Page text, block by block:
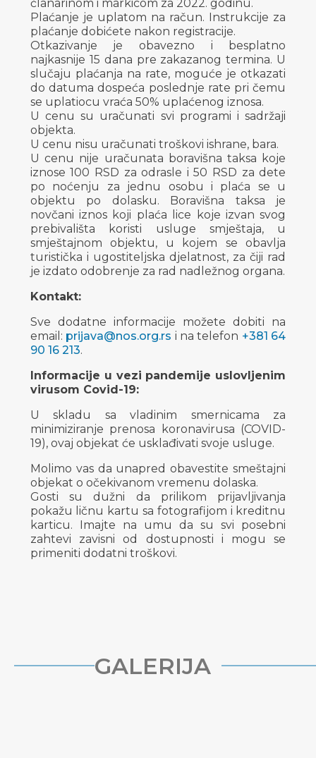
članarinom i markicom za 2022. godinu.
Plaćanje je uplatom na račun. Instrukcije za
plaćanje dobićete nakon registracije.
Otkazivanje je obavezno i besplatno
najkasnije 15 dana pre zakazanog termina. U
slučaju plaćanja na rate, moguće je otkazati
do datuma dospeća poslednje rate pri čemu
se uplatiocu vraća 50% uplaćenog iznosa.
U cenu su uračunati svi programi i sadržaji
objekta.
U cenu nisu uračunati troškovi ishrane, bara.
U cenu nije uračunata boravišna taksa koje
iznose 100 RSD za odrasle i 50 RSD za dete
po noćenju za jednu osobu i plaća se u
objektu po dolasku. Boravišna taksa je
novčani iznos koji plaća lice koje izvan svog
prebivališta koristi usluge smještaja, u
smještajnom objektu, u kojem se obavlja
turistička i ugostiteljska djelatnost, za čiji rad
je izdato odobrenje za rad nadležnog organa.
Kontakt:
Sve dodatne informacije možete dobiti na
email: prijava@nos.org.rs i na telefon +381 64
90 16 213.
Informacije u vezi pandemije uslovljenim
virusom Covid-19:
U skladu sa vladinim smernicama za
minimiziranje prenosa koronavirusa (COVID-
19), ovaj objekat će usklađivati svoje usluge.
Molimo vas da unapred obavestite smeštajni
objekat o očekivanom vremenu dolaska.
Gosti su dužni da prilikom prijavljivanja
pokažu ličnu kartu sa fotografijom i kreditnu
karticu. Imajte na umu da su svi posebni
zahtevi zavisni od dostupnosti i mogu se
primeniti dodatni troškovi.
GALERIJA